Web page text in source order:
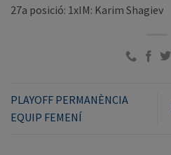
27a posició: 1xIM: Karim Shagiev
PLAYOFF PERMANÈNCIA
EQUIP FEMENÍ